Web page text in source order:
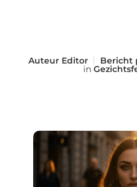
Auteur Editor Bericht
in